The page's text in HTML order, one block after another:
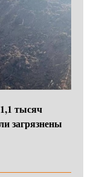
тысяч
загрязнены